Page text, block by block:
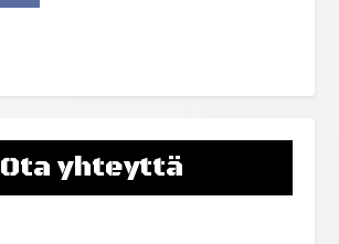
Ota yhteyttä